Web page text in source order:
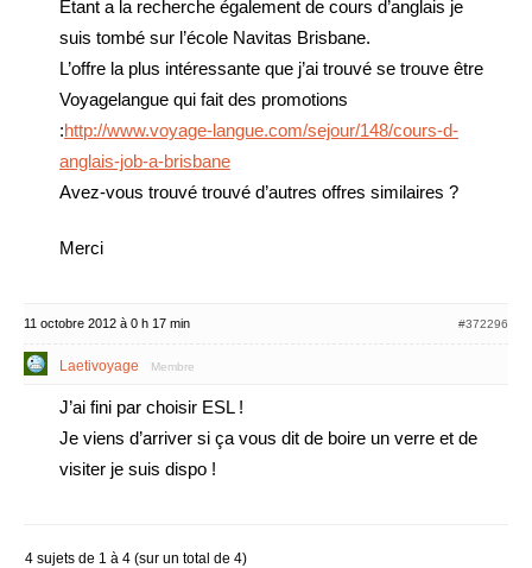
Étant a la recherche également de cours d’anglais je
suis tombé sur l’école Navitas Brisbane.
L’offre la plus intéressante que j’ai trouvé se trouve être
Voyagelangue qui fait des promotions
:http://www.voyage-langue.com/sejour/148/cours-d-
anglais-job-a-brisbane
Avez-vous trouvé trouvé d’autres offres similaires ?
Merci
11 octobre 2012 à 0 h 17 min #372296
Laetivoyage Membre
J’ai fini par choisir ESL !
Je viens d’arriver si ça vous dit de boire un verre et de
visiter je suis dispo !
4 sujets de 1 à 4 (sur un total de 4)